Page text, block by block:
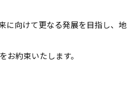
に向けて更なる発展を目指し、地
お約束いたします。